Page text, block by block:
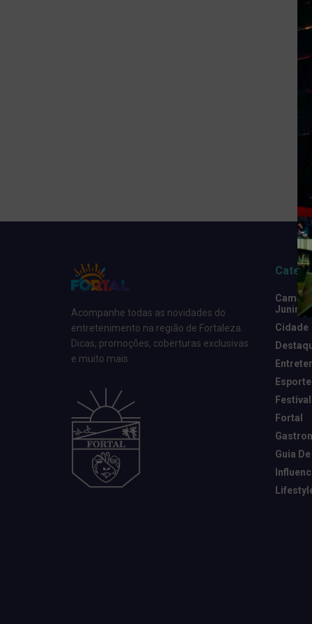
Acompanhe todas as novidades do
entretenimento na região de Fortaleza.
Dicas, promoções, coberturas exclusivas
e muito mais.
Junino
Cidade
Esporte
Festival
Fortal
Guia